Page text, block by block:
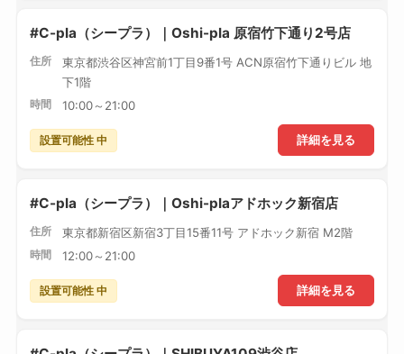
#C-pla（シープラ）｜Oshi-pla 原宿竹下通り2号店
住所
東京都渋谷区神宮前1丁目9番1号 ACN原宿竹下通りビル 地
下1階
時間 10:00～21:00
詳細を見る
設置可能性 中
#C-pla（シープラ）｜Oshi-plaアドホック新宿店
住所 東京都新宿区新宿3丁目15番11号 アドホック新宿 M2階
時間 12:00～21:00
詳細を見る
設置可能性 中